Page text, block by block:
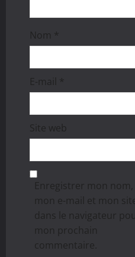
l
Nom *
E-mail *
Site web
Enregistrer mon nom,
mon e-mail et mon
dans le navigateur
mon prochain
commentaire.